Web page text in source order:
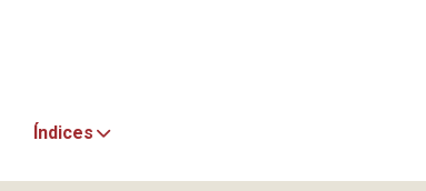
Índices